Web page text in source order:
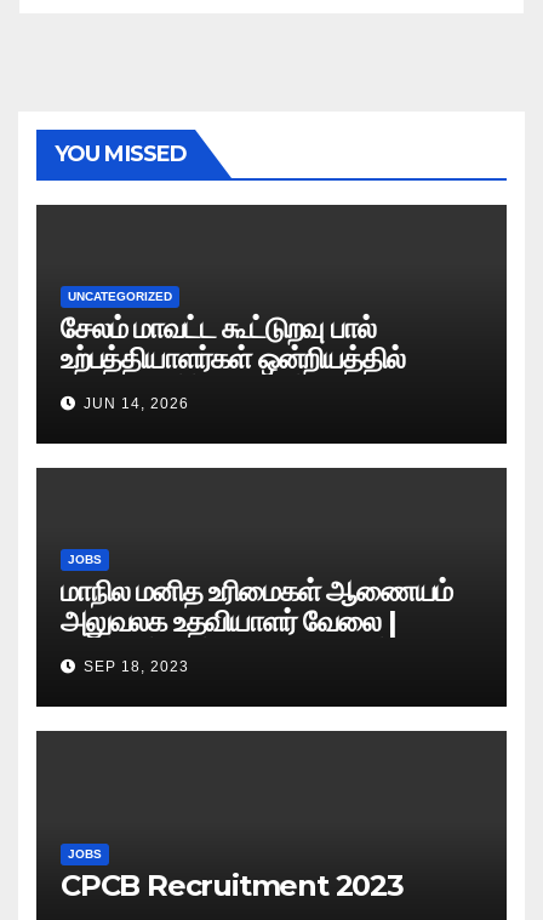
YOU MISSED
UNCATEGORIZED
சேலம் மாவட்ட கூட்டுறவு பால்
உற்பத்தியாளர்கள் ஒன்றியத்தில்
வேலைவாய்ப்பு அறிவிப்பு 2026
JUN 14, 2026
JOBS
மாநில மனித உரிமைகள் ஆணையம்
அலுவலக உதவியாளர் வேலை |
எழுத்துத் தேர்வு தேதி அறிவிப்பு..?
SEP 18, 2023
JOBS
CPCB Recruitment 2023